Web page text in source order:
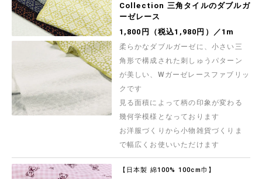
Collection 三角タイルのダブルガ
ーゼレース
1,800円（税込1,980円）／1m
柔らかなダブルガーゼに、小さい三
角形で構成された刺しゅうパターン
が美しい、Wガーゼレースファブリッ
クです
見る面積によって柄の印象が変わる
幾何学模様となっております
お洋服づくりから小物雑貨づくりま
で幅広くお使いいただけます
【日本製 綿100% 100cm巾】